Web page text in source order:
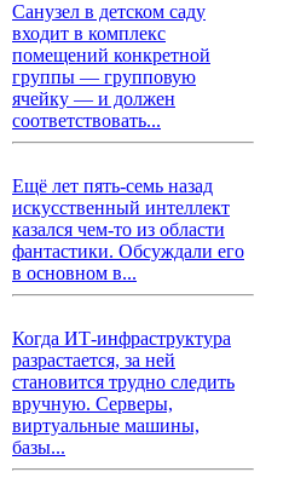
Санузел в детском саду
входит в комплекс
помещений конкретной
группы — групповую
ячейку — и должен
соответствовать...
Ещё лет пять-семь назад
искусственный интеллект
казался чем-то из области
фантастики. Обсуждали его
в основном в...
Когда ИТ-инфраструктура
разрастается, за ней
становится трудно следить
вручную. Серверы,
виртуальные машины,
базы...